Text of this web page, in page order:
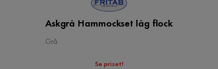
Askgrå Hammockset låg flock
Grå
Se priset!